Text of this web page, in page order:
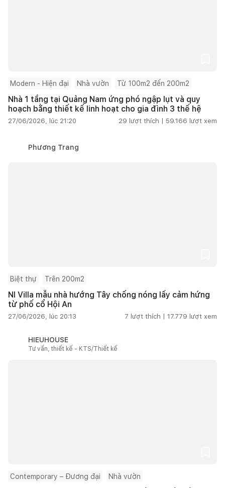
Modern - Hiện đại Nhà vườn Từ 100m2 đến 200m2
Nhà 1 tầng tại Quảng Nam ứng phó ngập lụt và quy
hoạch bằng thiết kế linh hoạt cho gia đình 3 thế hệ
27/06/2026, lúc 21:20 29 lượt thích | 59.166 lượt xem
Phương Trang
Biệt thự Trên 200m2
NI Villa mẫu nhà hướng Tây chống nóng lấy cảm hứng
từ phố cổ Hội An
27/06/2026, lúc 20:13 7 lượt thích | 17.779 lượt xem
HIEUHOUSE
Tư vấn, thiết kế - KTS/Thiết kế
Contemporary – Đương đại Nhà vườn